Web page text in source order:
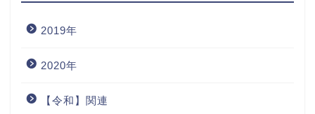
2019年
2020年
【令和】関連